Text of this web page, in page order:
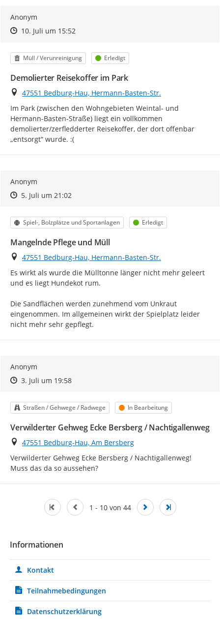
Anonym
Zeitpunkt des Erstellens
Zeitpunkt des Erstellens
10. Juli um 15:52Zur Äußerung
Kategorie
Müll / Verunreinigung Status
Erledigt
Demolierter Reisekoffer im Park
Ort
47551 Bedburg-Hau, Hermann-Basten-Str.
Im Park (zwischen den Wohngebieten Weintal- und
Hermann-Basten-Straße) liegt ein vollkommen
demolierter/zerfledderter Reisekoffer, der dort offenbar
„entsorgt“ wurde. :(
Anonym
Zeitpunkt des Erstellens
Zeitpunkt des Erstellens
5. Juli um 21:02Zur Äußerung
Kategorie
Spiel-, Bolzplätze und Sportanlagen Status
Erledigt
Mangelnde Pflege und Müll
Ort
47551 Bedburg-Hau, Hermann-Basten-Str.
Es wirkt als wurde die Mülltonne länger nicht mehr geleert
und es liegt Hundekot rum.
Die Sandflächen werden zunehmend vom Unkraut
eingenommen. Im allgemeinen wirkt der Spielplatz leider
nicht mehr sehr gepflegt.
Anonym
Zeitpunkt des Erstellens
Zeitpunkt des Erstellens
3. Juli um 19:58Zur Äußerung
Kategorie
Straßen / Gehwege / Radwege Status
In Bearbeitung
Verwilderter Gehweg Ecke Bersberg / Nachtigallenweg
Ort
47551 Bedburg-Hau, Am Bersberg
Verwilderter Gehweg Ecke Bersberg / Nachtigallenweg!
Muss das da so aussehen?
1 - 10 von 44
Informationen
Kontakt
Teilnahmebedingungen
Datenschutzerklärung